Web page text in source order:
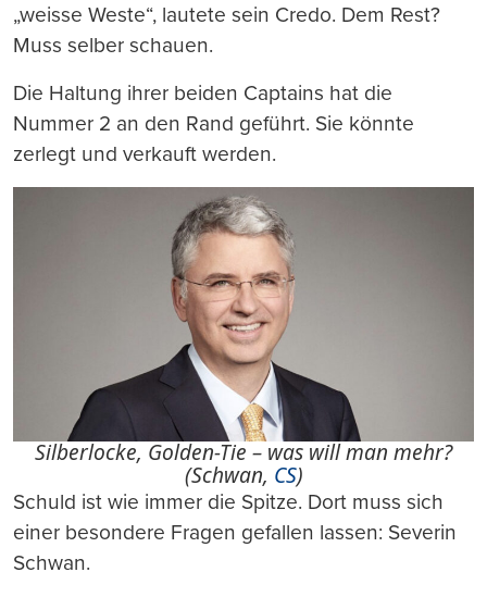
„weisse Weste“, lautete sein Credo. Dem Rest?
Muss selber schauen.
Die Haltung ihrer beiden Captains hat die
Nummer 2 an den Rand geführt. Sie könnte
zerlegt und verkauft werden.
Silberlocke, Golden-Tie – was will man mehr?
(Schwan, CS)
Schuld ist wie immer die Spitze. Dort muss sich
einer besondere Fragen gefallen lassen: Severin
Schwan.